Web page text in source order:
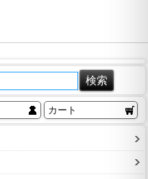
カート